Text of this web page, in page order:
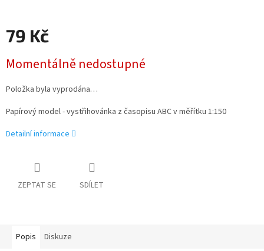
79 Kč
cena:
Momentálně nedostupné
Položka byla vyprodána…
Papírový model - vystřihovánka z časopisu ABC v měřítku 1:150
Detailní informace
ZEPTAT SE SDÍLET
Popis Diskuze